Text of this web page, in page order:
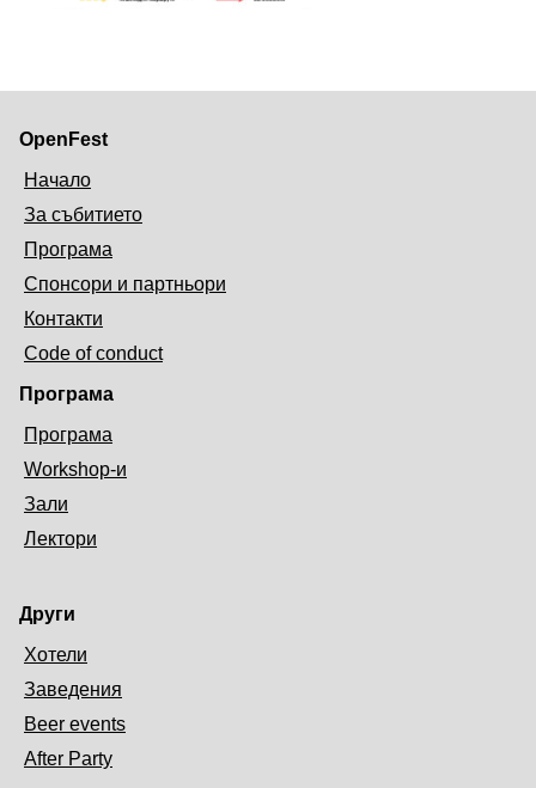
OpenFest
Начало
За събитието
Програма
Спонсори и партньори
Контакти
Code of conduct
Програма
Програма
Workshop-и
Зали
Лектори
Други
Хотели
Заведения
Beer events
After Party